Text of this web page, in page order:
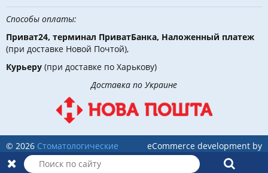
Способы оплаты:
Приват24, терминал ПриватБанка, Наложенный платеж
(при доставке Новой Почтой),
Курьеру (при доставке по Харькову)
Доставка по Украине
© 2026 Стоматологические
инструменты, материалы и
оборудование в DLX
eCommerce development by